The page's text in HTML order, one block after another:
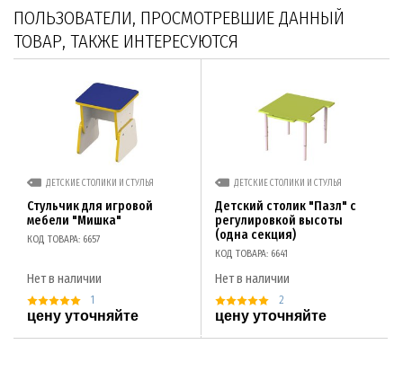
ПОЛЬЗОВАТЕЛИ, ПРОСМОТРЕВШИЕ ДАННЫЙ
ТОВАР, ТАКЖЕ ИНТЕРЕСУЮТСЯ
ДЕТСКИЕ СТОЛИКИ И СТУЛЬЯ
Стульчик для игровой
мебели "Мишка"
КОД ТОВАРА: 6657
Нет в наличии
1
цену уточняйте
ДЕТСКИЕ СТОЛИКИ И СТУЛЬЯ
Детский столик "Пазл" с
регулировкой высоты
(одна секция)
КОД ТОВАРА: 6641
Нет в наличии
2
цену уточняйте